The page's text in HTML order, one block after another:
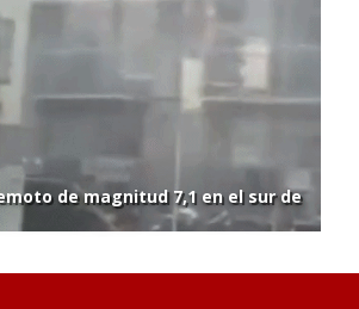
de magnitud 7,1 en el sur de